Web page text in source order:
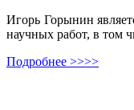
Игорь Горынин
научных работ, в том
Подробнее >>>>